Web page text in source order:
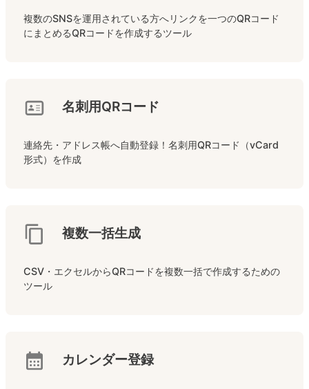
複数のSNSを運用されている方へリンクを一つのQRコード
にまとめるQRコードを作成するツール
名刺用QRコード
連絡先・アドレス帳へ自動登録！名刺用QRコード（vCard
形式）を作成
複数一括生成
CSV・エクセルからQRコードを複数一括で作成するための
ツール
カレンダー登録